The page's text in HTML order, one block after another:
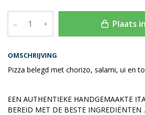
OMSCHRIJVING
Pizza belegd met chorizo, salami, ui en
EEN AUTHENTIEKE HANDGEMAAKTE
BEREID MET DE BESTE INGREDIËNTEN .
– + Plaats